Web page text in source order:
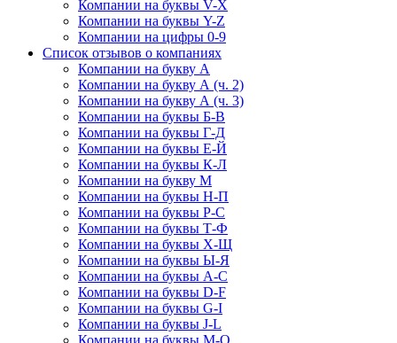
Компании на буквы V-X
Компании на буквы Y-Z
Компании на цифры 0-9
Список отзывов о компаниях
Компании на букву А
Компании на букву А (ч. 2)
Компании на букву А (ч. 3)
Компании на буквы Б-В
Компании на буквы Г-Д
Компании на буквы Е-Й
Компании на буквы К-Л
Компании на букву М
Компании на буквы Н-П
Компании на буквы Р-С
Компании на буквы Т-Ф
Компании на буквы Х-Щ
Компании на буквы Ы-Я
Компании на буквы A-C
Компании на буквы D-F
Компании на буквы G-I
Компании на буквы J-L
Компании на буквы M-O